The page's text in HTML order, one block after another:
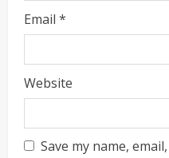
Email *
Website
Save my name,